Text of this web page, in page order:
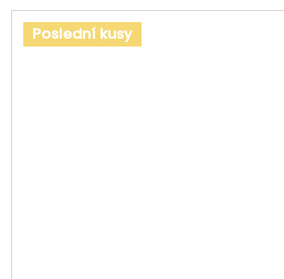
Poslední kusy